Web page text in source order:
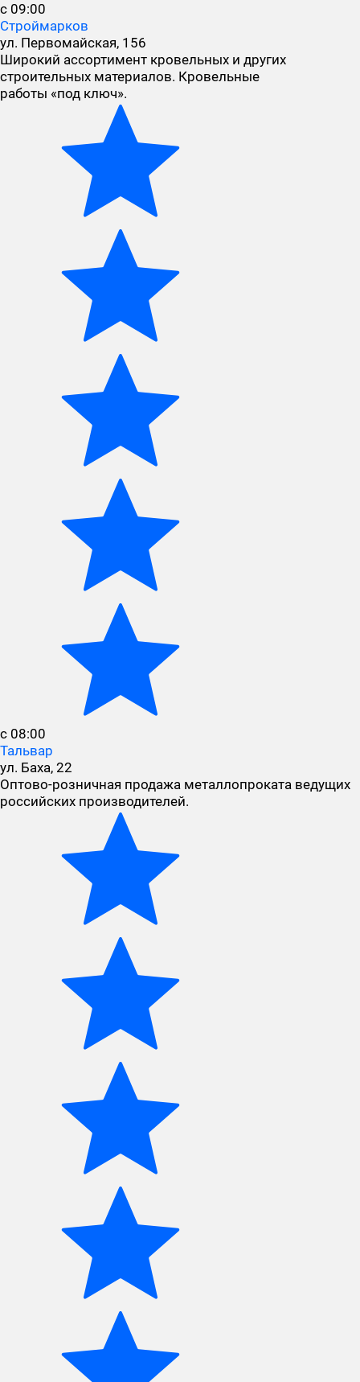
с 09:00
Строймарков
ул. Первомайская, 156
Широкий ассортимент кровельных и других
строительных материалов. Кровельные
работы «под ключ».
с 08:00
Тальвар
ул. Баха, 22
Оптово-розничная продажа металлопроката ведущих
российских производителей.